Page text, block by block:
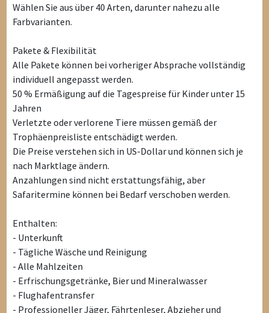
Wählen Sie aus über 40 Arten, darunter nahezu alle
Farbvarianten.
Pakete & Flexibilität
Alle Pakete können bei vorheriger Absprache vollständig
individuell angepasst werden.
50 % Ermäßigung auf die Tagespreise für Kinder unter 15
Jahren
Verletzte oder verlorene Tiere müssen gemäß der
Trophäenpreisliste entschädigt werden.
Die Preise verstehen sich in US-Dollar und können sich je
nach Marktlage ändern.
Anzahlungen sind nicht erstattungsfähig, aber
Safaritermine können bei Bedarf verschoben werden.
Enthalten:
- Unterkunft
- Tägliche Wäsche und Reinigung
- Alle Mahlzeiten
- Erfrischungsgetränke, Bier und Mineralwasser
- Flughafentransfer
- Professioneller Jäger, Fährtenleser, Abzieher und